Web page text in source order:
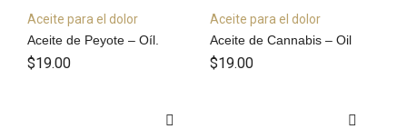
Aceite para el dolor
Aceite de Peyote – Oíl.
$19.00
Aceite para el dolor
Aceite de Cannabis – Oil
$19.00